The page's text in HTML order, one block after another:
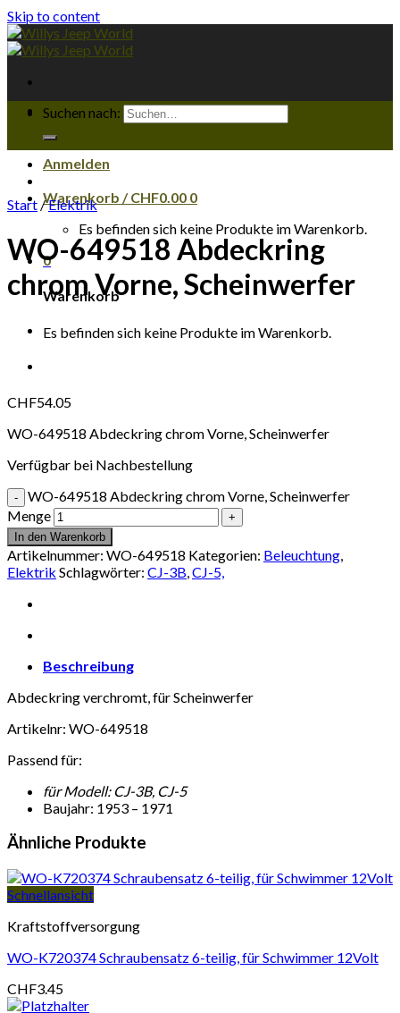
Skip to content
Suchen nach:
Anmelden
Warenkorb /CHF0.00 0
Es befinden sich keine Produkte im Warenkorb.
0
Warenkorb
Es befinden sich keine Produkte im Warenkorb.
Start /Elektrik
WO-649518 Abdeckring
chrom Vorne, Scheinwerfer
CHF54.05
WO-649518 Abdeckring chrom Vorne, Scheinwerfer
Verfügbar bei Nachbestellung
WO-649518 Abdeckring chrom Vorne, Scheinwerfer
Menge
In den Warenkorb
Artikelnummer: WO-649518 Kategorien: Beleuchtung
Elektrik Schlagwörter: CJ-3B CJ-5,
Beschreibung
Abdeckring verchromt, für Scheinwerfer
Artikelnr: WO-649518
Passend für:
für Modell: CJ-3B, CJ-5
Baujahr: 1953 – 1971
Ähnliche Produkte
Schnellansicht
Kraftstoffversorgung
WO-K720374 Schraubensatz 6-teilig, für Schwimmer 12Volt
CHF3.45